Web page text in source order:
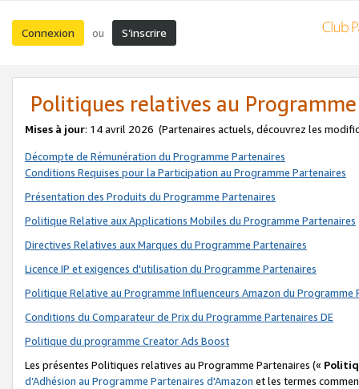
Connexion ou S’inscrire
Politiques relatives au
Mises à jour: 14 avril 2026 (Partenaires actuels, découvrez les
Décompte de Rémunération du Programme Partenaires
Conditions Requises pour la Participation au Programme Partenaires
Présentation des Produits du Programme Partenaires
Politique Relative aux Applications Mobiles du Programme Partenaires
Directives Relatives aux Marques du Programme Partenaires
Licence IP et exigences d'utilisation du Programme Partenaires
Politique Relative au Programme Influenceurs Amazon du Programme
Conditions du Comparateur de Prix du Programme Partenaires DE
Politique du programme Creator Ads Boost
Les présentes Politiques relatives au Programme Partenaires («
d’Adhésion au Programme Partenaires d'Amazon et les termes